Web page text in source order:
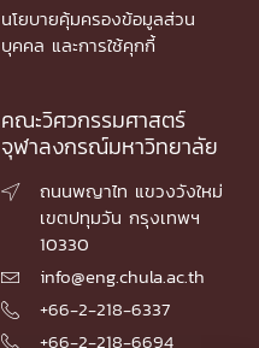
นโยบายคุ้มครองข้อมูลส่วน
บุคคล และการใช้คุกกี้
คณะวิศวกรรมศาสตร์
จุฬาลงกรณ์มหาวิทยาลัย

ถนนพญาไท แขวงวังใหม่
เขตปทุมวัน กรุงเทพฯ
10330
 info@eng.chula.ac.th
 +66-2-218-6337
 +66-2-218-6694